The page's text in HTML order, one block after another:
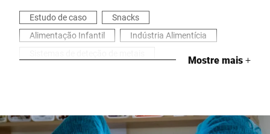
Estudo de caso
Snacks
Alimentação Infantil
Indústria Alimentícia
Mostre mais+